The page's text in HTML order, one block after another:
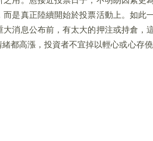
是真正陸續開始於投票活動上。如此
消息公布前，有太大的押注或持倉，
都高漲，投資者不宜掉以輕心或心存